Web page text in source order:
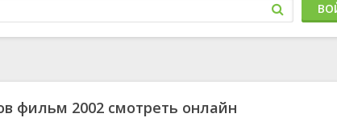
фильм 2002 смотреть онлайн